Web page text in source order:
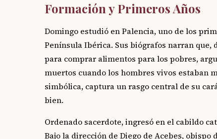
Formación y Primeros Años
Domingo estudió en Palencia, uno de los
Península Ibérica. Sus biógrafos narran
para comprar alimentos para los pobres,
muertos cuando los hombres vivos estaban
simbólica, captura un rasgo central de su
bien.
Ordenado sacerdote, ingresó en el cabildo
Bajo la dirección de Diego de Acebes,